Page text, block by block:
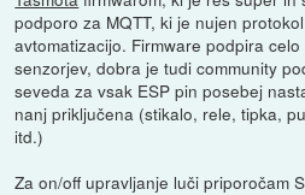
podporo za MQTT, ki je nujen
avtomatizacijo. Firmware podpira
senzorjev, dobra je tudi community
seveda za vsak ESP pin posebej
nanj priključena (stikalo, rele, tipka,
itd.)
Za on/off upravljanje luči priporočam